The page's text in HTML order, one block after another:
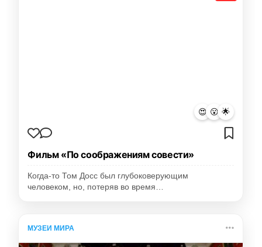
😍 😮 🌟
Фильм «По соображениям совести»
Когда-то Том Досс был глубоковерующим
человеком, но, потеряв во время…
МУЗЕИ МИРА